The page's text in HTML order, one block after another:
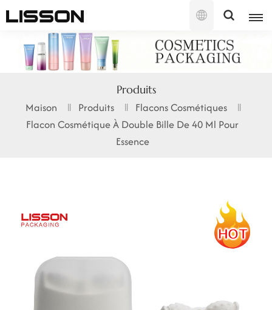
Français
English
français
русский
한국의
Produits
Maison Produits
Flacons Cosmétiques
Flacon Cosmétique À Double Bille De 40 Ml Pour
Essence